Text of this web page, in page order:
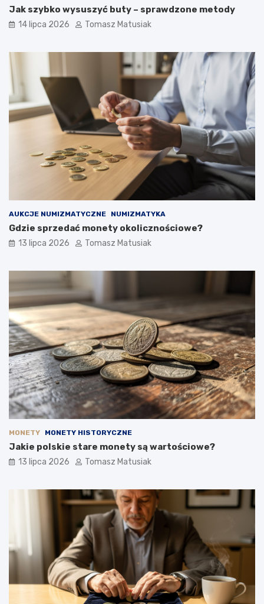
Jak szybko wysuszyć buty – sprawdzone metody
14 lipca 2026 Tomasz Matusiak
AUKCJE NUMIZMATYCZNE NUMIZMATYKA
Gdzie sprzedać monety okolicznościowe?
13 lipca 2026 Tomasz Matusiak
MONETY MONETY HISTORYCZNE
Jakie polskie stare monety są wartościowe?
13 lipca 2026 Tomasz Matusiak